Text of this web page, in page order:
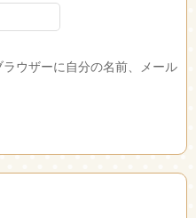
ウザーに自分の名前、メール